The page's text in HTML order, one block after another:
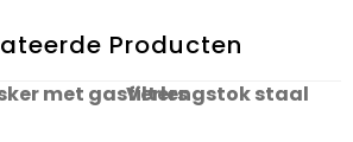
Producten
met gasfiltersVerlengstok staal